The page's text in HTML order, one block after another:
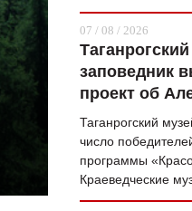
07 / 08 / 2026
заповедник
проект об
Таганрогский
число
программы
Краеведческие